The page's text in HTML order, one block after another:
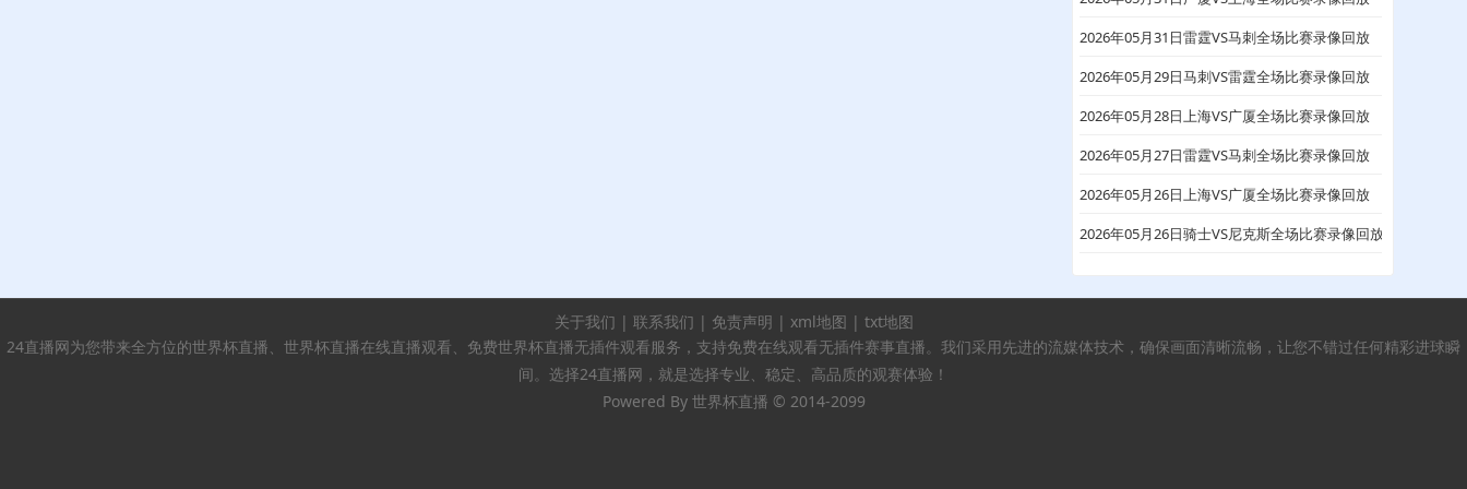
2026年05月31日雷霆VS马刺全场比赛录像回放
2026年05月29日马刺VS雷霆全场比赛录像回放
2026年05月28日上海VS广厦全场比赛录像回放
2026年05月27日雷霆VS马刺全场比赛录像回放
2026年05月26日上海VS广厦全场比赛录像回放
2026年05月26日骑士VS尼克斯全场比赛录像回放
关于我们 | 联系我们 | 免责声明 | xml地图 | txt地图
24直播网为您带来全方位的世界杯直播、世界杯直播在线直播观看、免费世界杯直播无插件观看服务，支持免费在线观看无插件赛事直播。我们采用先进的流媒体技术，确保画面清晰流畅，让您不错过任何精彩进球瞬
间。选择24直播网，就是选择专业、稳定、高品质的观赛体验！
Powered By 世界杯直播 © 2014-2099